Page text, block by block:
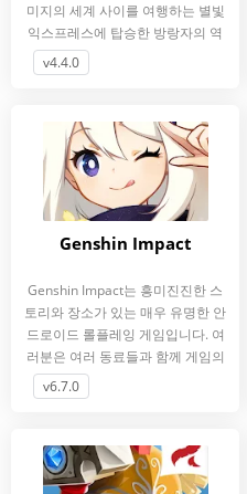
미지의 세계 사이를 여행하는 별빛
익스프레스에 탑승한 방랑자의 역
할을 맡게 됩니다. 도입부를
v4.4.0
Genshin Impact
Genshin Impact는 흥미진진한 스
토리와 장소가 있는 매우 유명한 안
드로이드 롤플레잉 게임입니다. 여
러분은 여러 동료들과 함께 게임의
세계에 점차 몰입하면서 열린 세계
v6.7.0